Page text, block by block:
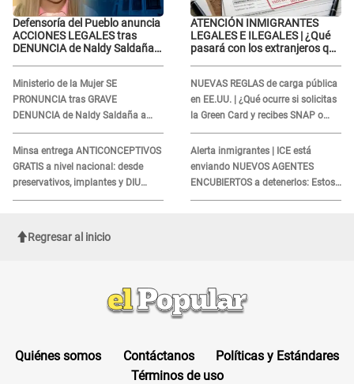
Defensoría del Pueblo anuncia
ACCIONES LEGALES tras
DENUNCIA de Naldy Saldaña
Ministerio de la Mujer SE
PRONUNCIA tras GRAVE
DENUNCIA de Naldy Saldaña a
director de orquesta "La Bella Luz"
Minsa entrega ANTICONCEPTIVOS
GRATIS a nivel nacional: desde
preservativos, implantes y DIU
hasta esta FECHA
ATENCIÓN INMIGRANTES
LEGALES E ILEGALES | ¿Qué
pasará con los extranjeros que
NUEVAS REGLAS de carga pública
en EE.UU. | ¿Qué ocurre si solicitas
la Green Card y recibes SNAP o
Medicaid?
Alerta inmigrantes | ICE está
enviando NUEVOS AGENTES
ENCUBIERTOS a detenerlos: Estos
son los disfraces más frecuentes
Regresar al inicio
Quiénes somos Contáctanos
Políticas y Estándares
Términos de uso